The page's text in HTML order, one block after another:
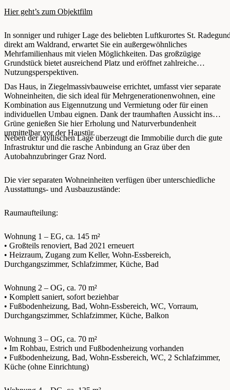
Hier geht’s zum Objektfilm
In sonniger und ruhiger Lage des beliebten Luftkurortes St.
direkt am Waldrand, erwartet Sie ein außergewöhnliches
Mehrfamilienhaus mit vielen Möglichkeiten. Das großzügige
Grundstück bietet ausreichend Platz und eröffnet zahlreiche
Nutzungsperspektiven.
Das Haus, in Ziegelmassivbauweise errichtet, umfasst vier separate
Wohneinheiten, die sich ideal für Mehrgenerationenwohnen, eine
Kombination aus Eigennutzung und Vermietung oder für einen
individuellen Umbau eignen. Dank der traumhaften Aussicht ins
Grüne genießen Sie hier Erholung und Naturverbundenheit
unmittelbar vor der Haustür.
Neben der idyllischen Lage überzeugt die Immobilie durch die gute
Infrastruktur und die rasche Anbindung an Graz über den
Autobahnzubringer Graz Nord.
Die vier separaten Wohneinheiten verfügen über unterschiedliche
Ausstattungs- und Ausbauzustände:
Raumaufteilung:
Wohnung 1 – EG, ca. 145 m²
• Großteils renoviert, Bad 2021 erneuert
• Heizraum, Zugang zum Keller, Wohn-Essbereich,
Durchgangszimmer, Schlafzimmer, Küche, Bad
Wohnung 2 – OG, ca. 70 m²
• Komplett saniert, sofort beziehbar
• Fußbodenheizung, Bad, Wohn-Essbereich, WC, Vorraum,
Durchgangszimmer, Schlafzimmer, Küche, Balkon
Wohnung 3 – OG, ca. 70 m²
• Im Rohbau, Estrich und Fußbodenheizung vorhanden
• Fußbodenheizung, Bad, Wohn-Essbereich, WC, 2 Schlafzimmer,
Küche (ohne Einrichtung)